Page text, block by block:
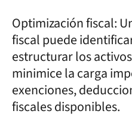
Optimización fiscal:
fiscal puede
estructurar los
minimice la carga
exenciones,
fiscales disponibles.